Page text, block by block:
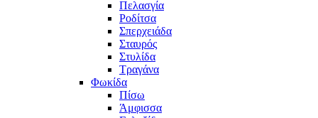
Πελασγία
Ροδίτσα
Σπερχειάδα
Σταυρός
Στυλίδα
Τραγάνα
Φωκίδα
Πίσω
Άμφισσα